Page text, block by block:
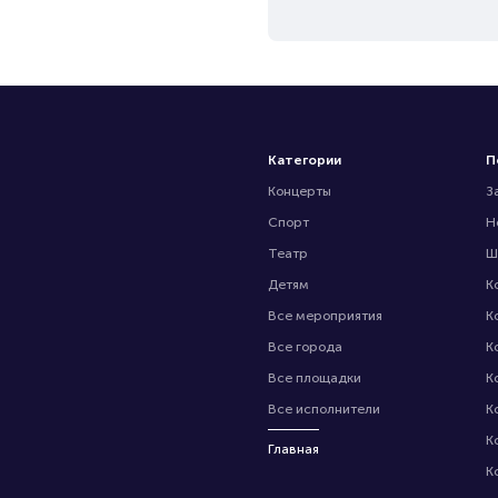
Категории
Концерты
Спорт
Театр
Детям
Все мероприятия
Все города
Все площадки
Все исполнители
Главная